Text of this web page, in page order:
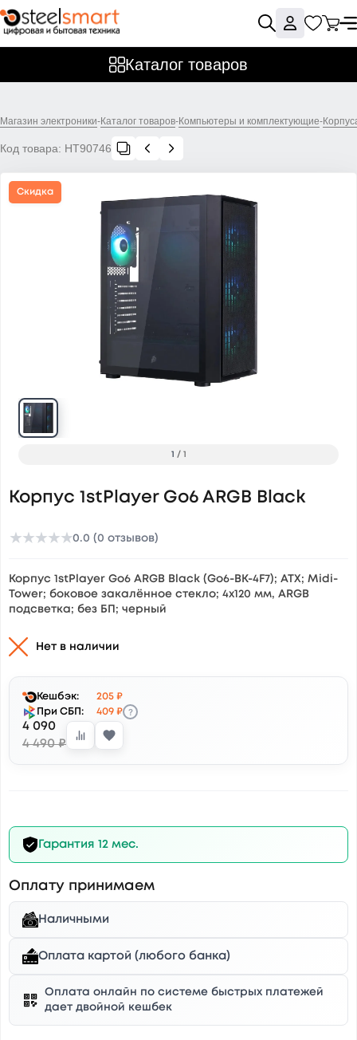
Каталог товаров
Магазин электроники-Каталог товаров-Компьютеры и комплектующие-
Код товара: НТ90746
Скидка
1 / 1
Корпус 1stPlayer Go6 ARGB Black
★★★★★0.0 (0 отзывов)
Корпус 1stPlayer Go6 ARGB Black (Go6-BK-4F7); ATX; Midi-
Tower; боковое закалённое стекло; 4х120 мм, ARGB
подсветка; без БП; черный
Нет в наличии
Кешбэк:
205 ₽
При СБП:
409 ₽ ?
4 090
4 490 ₽
Гарантия 12 мес.
Оплату принимаем
Наличными
Оплата картой (любого банка)
Оплата онлайн по системе быстрых платежей
дает двойной кешбек